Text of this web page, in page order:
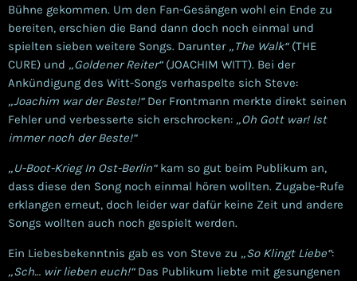
Bühne gekommen. Um den Fan-Gesängen wohl ein Ende zu
bereiten, erschien die Band dann doch noch einmal und
spielten sieben weitere Songs. Darunter „The Walk“(THE
CURE) und „Goldener Reiter“(JOACHIM WITT). Bei der
Ankündigung des Witt-Songs verhaspelte sich Steve:
„Joachim war der Beste!“Der Frontmann merkte direkt seinen
Fehler und verbesserte sich erschrocken: „Oh Gott war! Ist
immer noch der Beste!“
„U-Boot-Krieg In Ost-Berlin“kam so gut beim Publikum an,
dass diese den Song noch einmal hören wollten. Zugabe-Rufe
erklangen erneut, doch leider war dafür keine Zeit und andere
Songs wollten auch noch gespielt werden.
Ein Liebesbekenntnis gab es von Steve zu „So Klingt Liebe“:
„Sch… wir lieben euch!“Das Publikum liebte mit gesungenen